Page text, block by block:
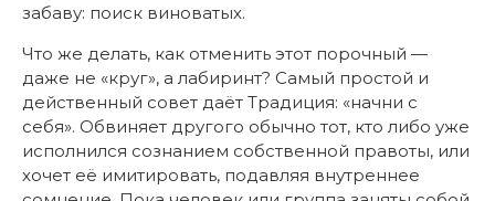
забаву: поиск виноватых.
Что же делать, как отменить этот порочный —
даже не «круг», а лабиринт? Самый простой и
действенный совет даёт Традиция: «начни с
себя». Обвиняет другого обычно тот, кто либо уже
исполнился сознанием собственной правоты, или
хочет её имитировать, подавляя внутреннее